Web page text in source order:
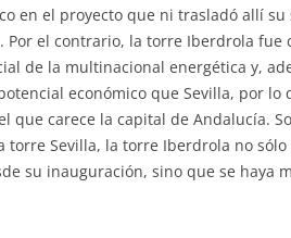
en el proyecto que ni trasladó allí
Por el contrario, la torre Iberdrola fue
de la multinacional energética y,
económico que Sevilla, por lo
que carece la capital de Andalucía.
torre Sevilla, la torre Iberdrola no
su inauguración, sino que se haya